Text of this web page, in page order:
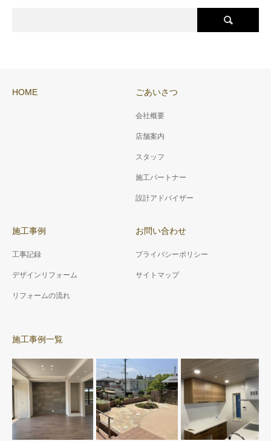
HOME ごあいさつ
会社概要
店舗案内
スタッフ
施工パートナー
設計アドバイザー
施工事例
工事記録
デザインリフォーム
リフォームの流れ
お問い合わせ
プライバシーポリシー
サイトマップ
施工事例一覧